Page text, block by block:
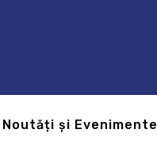
Noutăți și Evenimente